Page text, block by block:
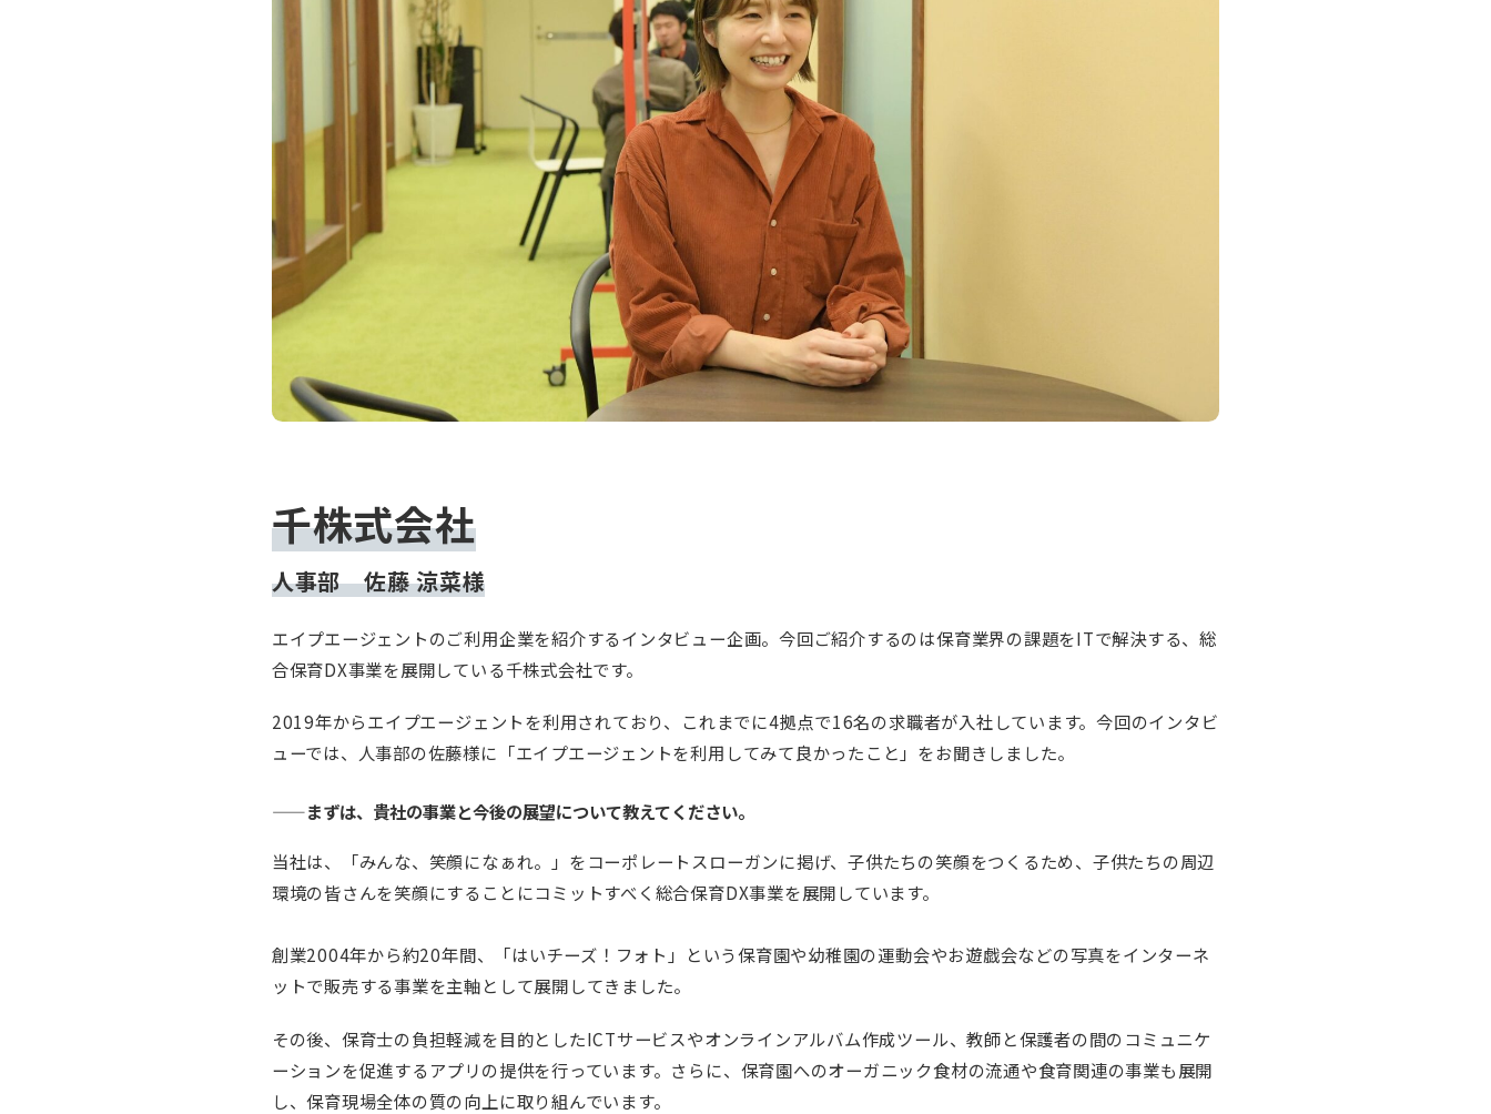
千株式会社
人事部 佐藤 涼菜様
エイプエージェントのご利用企業を紹介するインタビュー企画。今回ご紹介するのは保育業界の課題をITで解決する、総
合保育DX事業を展開している千株式会社です。
2019年からエイプエージェントを利用されており、これまでに4拠点で16名の求職者が入社しています。今回のインタビ
ューでは、人事部の佐藤様に「エイプエージェントを利用してみて良かったこと」をお聞きしました。
——まずは、貴社の事業と今後の展望について教えてください。
当社は、「みんな、笑顔になぁれ。」をコーポレートスローガンに掲げ、子供たちの笑顔をつくるため、子供たちの周辺
環境の皆さんを笑顔にすることにコミットすべく総合保育DX事業を展開しています。
創業2004年から約20年間、「はいチーズ！フォト」という保育園や幼稚園の運動会やお遊戯会などの写真をインターネ
ットで販売する事業を主軸として展開してきました。
その後、保育士の負担軽減を目的としたICTサービスやオンラインアルバム作成ツール、教師と保護者の間のコミュニケ
ーションを促進するアプリの提供を行っています。さらに、保育園へのオーガニック食材の流通や食育関連の事業も展開
し、保育現場全体の質の向上に取り組んでいます。